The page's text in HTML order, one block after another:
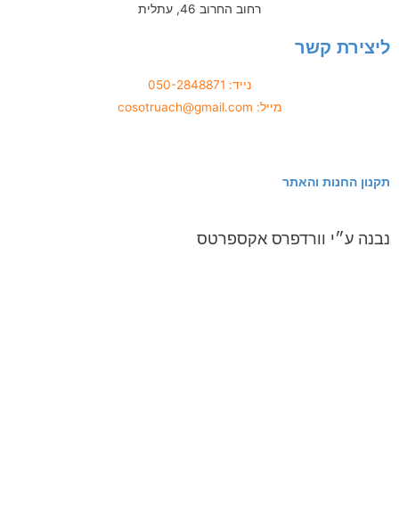
רחוב החרוב 46, עתלית
קשר
החנות והאתר
ע״י וורדפרס אקספרטס